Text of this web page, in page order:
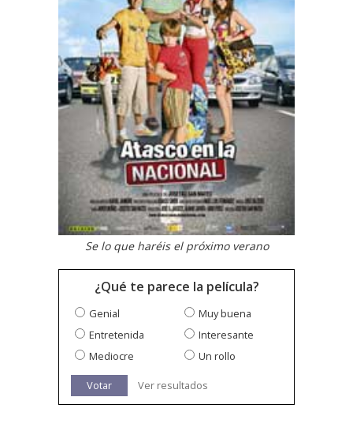
Se lo que haréis el próximo verano
¿Qué te parece la película?
Genial
Muy buena
Entretenida
Interesante
Mediocre
Un rollo
Votar Ver resultados